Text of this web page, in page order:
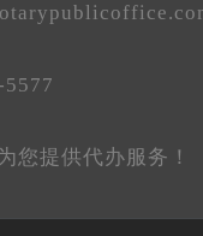
您提供代办服务！